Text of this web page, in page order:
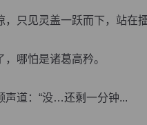
见灵盖一跃而下，站在擂
哪怕是诸葛高矜。
道：“没…还剩一分钟...